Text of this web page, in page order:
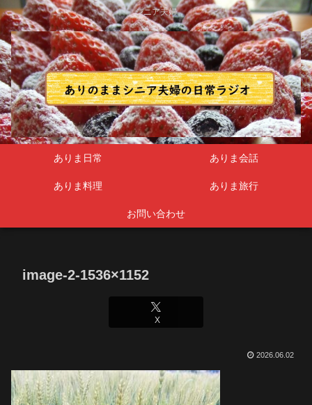
シニア夫婦
ありま日常 ありま会話
ありま料理 ありま旅行
お問い合わせ
image-2-1536×1152
X
2026.06.02